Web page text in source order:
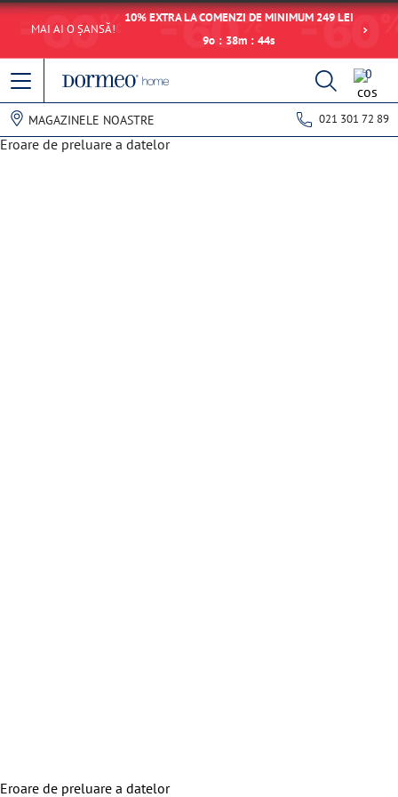
MAI AI O ȘANSĂ!
10% EXTRA LA COMENZI DE MINIMUM 249 LEI
9o : 38m : 44s
0
MAGAZINELE NOASTRE 021 301 72 89
Eroare de preluare a datelor
Eroare de preluare a datelor